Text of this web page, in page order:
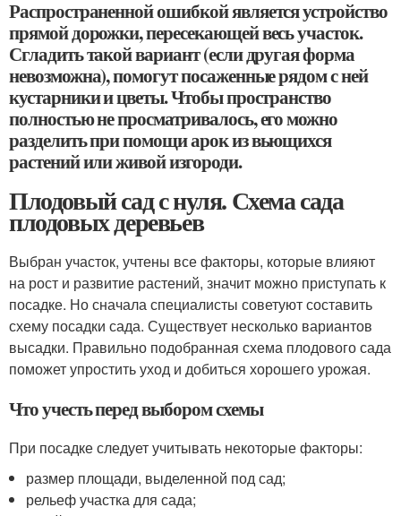
Распространенной ошибкой является устройство
прямой дорожки, пересекающей весь участок.
Сгладить такой вариант (если другая форма
невозможна), помогут посаженные рядом с ней
кустарники и цветы. Чтобы пространство
полностью не просматривалось, его можно
разделить при помощи арок из вьющихся
растений или живой изгороди.
Плодовый сад с нуля. Схема сада
плодовых деревьев
Выбран участок, учтены все факторы, которые влияют
на рост и развитие растений, значит можно приступать к
посадке. Но сначала специалисты советуют составить
схему посадки сада. Существует несколько вариантов
высадки. Правильно подобранная схема плодового сада
поможет упростить уход и добиться хорошего урожая.
Что учесть перед выбором схемы
При посадке следует учитывать некоторые факторы:
размер площади, выделенной под сад;
рельеф участка для сада;